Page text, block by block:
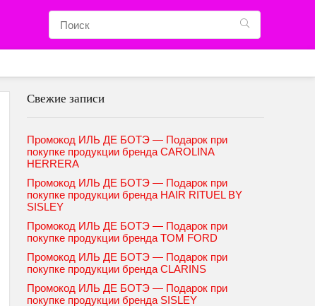
Свежие записи
Промокод ИЛЬ ДЕ БОТЭ — Подарок при
покупке продукции бренда CAROLINA
HERRERA
Промокод ИЛЬ ДЕ БОТЭ — Подарок при
покупке продукции бренда HAIR RITUEL BY
SISLEY
Промокод ИЛЬ ДЕ БОТЭ — Подарок при
покупке продукции бренда TOM FORD
Промокод ИЛЬ ДЕ БОТЭ — Подарок при
покупке продукции бренда CLARINS
Промокод ИЛЬ ДЕ БОТЭ — Подарок при
покупке продукции бренда SISLEY